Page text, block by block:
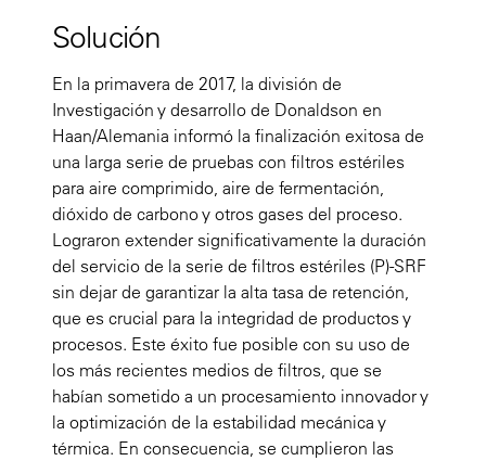
Solución
En la primavera de 2017, la división de
Investigación y desarrollo de Donaldson en
Haan/Alemania informó la finalización exitosa de
una larga serie de pruebas con filtros estériles
para aire comprimido, aire de fermentación,
dióxido de carbono y otros gases del proceso.
Lograron extender significativamente la duración
del servicio de la serie de filtros estériles (P)-SRF
sin dejar de garantizar la alta tasa de retención,
que es crucial para la integridad de productos y
procesos. Este éxito fue posible con su uso de
los más recientes medios de filtros, que se
habían sometido a un procesamiento innovador y
la optimización de la estabilidad mecánica y
térmica. En consecuencia, se cumplieron las